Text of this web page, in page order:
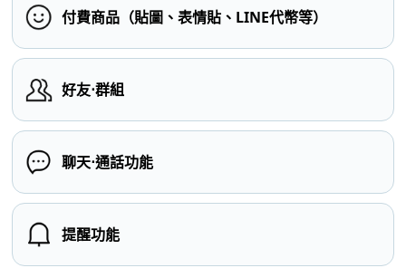
付費商品（貼圖、表情貼、LINE代幣等）
好友⋅群組
聊天⋅通話功能
提醒功能